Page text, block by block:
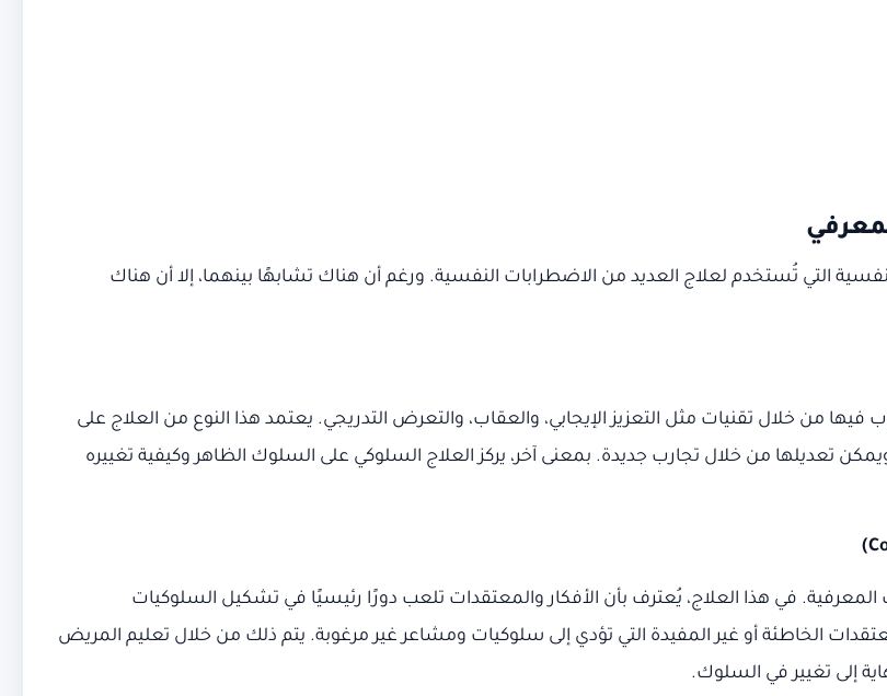
التي تُستخدم لعلاج العديد من الاضطرابات النفسية. ورغم أن هناك تشابهًا بينهما، إلا أن هناك
من خلال تقنيات مثل التعزيز الإيجابي، والعقاب، والتعرض التدريجي. يعتمد هذا النوع من العلاج على
تعديلها من خلال تجارب جديدة. بمعنى آخر، يركز العلاج السلوكي على السلوك الظاهر وكيفية تغييره
في هذا العلاج، يُعترف بأن الأفكار والمعتقدات تلعب دورًا رئيسيًا في تشكيل السلوكيات
الخاطئة أو غير المفيدة التي تؤدي إلى سلوكيات ومشاعر غير مرغوبة. يتم ذلك من خلال تعليم المريض
إلى تغيير في السلوك.